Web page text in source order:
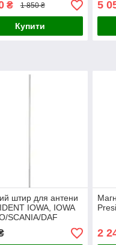
₴ 1 850 ₴
Купити
5
штир для антени
IOWA, IOWA
SCANIA/DAF
2